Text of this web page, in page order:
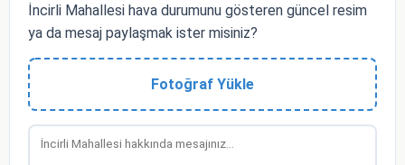
İncirli Mahallesi hava durumunu gösteren güncel resim
ya da mesaj paylaşmak ister misiniz?
Fotoğraf Yükle